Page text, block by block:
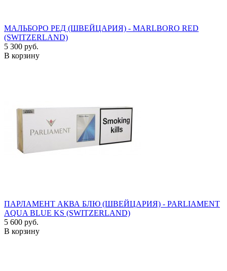
МАЛЬБОРО РЕД (ШВЕЙЦАРИЯ) - MARLBORO RED
(SWITZERLAND)
5 300 руб.
В корзину
ПАРЛАМЕНТ АКВА БЛЮ (ШВЕЙЦАРИЯ) - PARLIAMENT
AQUA BLUE KS (SWITZERLAND)
5 600 руб.
В корзину